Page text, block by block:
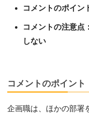
コメントのポイン
コメントの注意点
しない
コメントのポイン
企画職は、ほかの部署